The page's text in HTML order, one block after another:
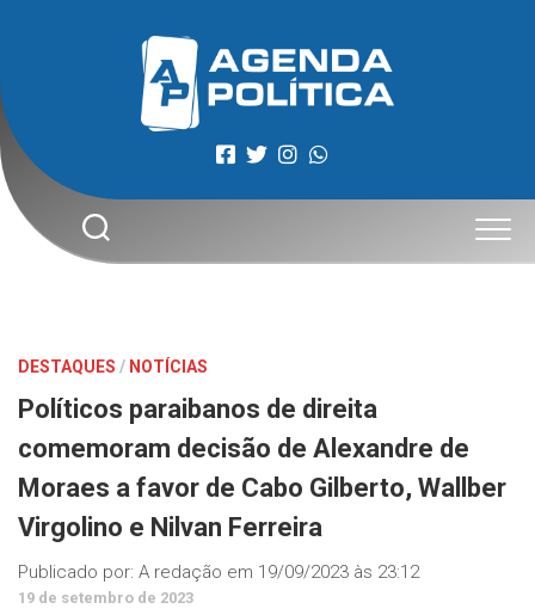
DESTAQUES / NOTÍCIAS
Políticos paraibanos de direita
comemoram decisão de Alexandre de
Moraes a favor de Cabo Gilberto, Wallber
Virgolino e Nilvan Ferreira
Publicado por: A redação em 19/09/2023 às 23:12
19 de setembro de 2023